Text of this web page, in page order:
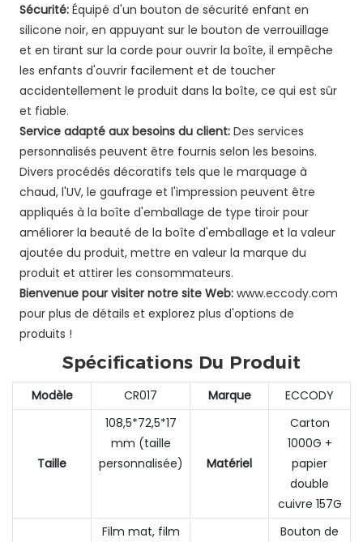
Sécurité: Équipé d'un bouton de sécurité enfant en
silicone noir, en appuyant sur le bouton de verrouillage
et en tirant sur la corde pour ouvrir la boîte, il empêche
les enfants d'ouvrir facilement et de toucher
accidentellement le produit dans la boîte, ce qui est sûr
et fiable.
Service adapté aux besoins du client: Des services
personnalisés peuvent être fournis selon les besoins.
Divers procédés décoratifs tels que le marquage à
chaud, l'UV, le gaufrage et l'impression peuvent être
appliqués à la boîte d'emballage de type tiroir pour
améliorer la beauté de la boîte d'emballage et la valeur
ajoutée du produit, mettre en valeur la marque du
produit et attirer les consommateurs.
Bienvenue pour visiter notre site Web: www.eccody.com
pour plus de détails et explorez plus d'options de
produits !
Spécifications Du Produit
Modèle CR017 Marque ECCODY
Taille
108,5*72,5*17
mm (taille
personnalisée)
Matériel
Carton
1000G +
papier
double
cuivre 157G
Film mat, film
Bouton de